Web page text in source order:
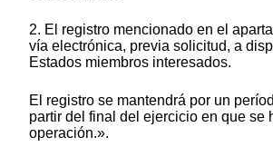
2. El registro mencionado en el
vía electrónica, previa solicitud, a
Estados miembros interesados.
El registro se mantendrá por un
partir del final del ejercicio en que se
operación.».